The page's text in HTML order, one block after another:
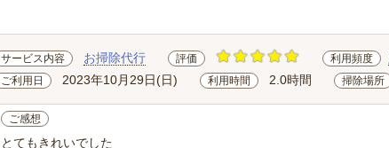
サービス内容 お掃除代行 評価 利用頻度
ご利用日 2023年10月29日(日) 利用時間 2.0時間 掃除場所
ご感想
とてもきれいでした